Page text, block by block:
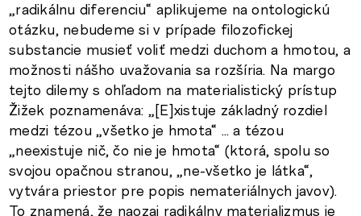
„radikálnu diferenciu“ aplikujeme na ontologickú
otázku, nebudeme si v prípade filozofickej
substancie musieť voliť medzi duchom a hmotou, a
možnosti nášho uvažovania sa rozšíria. Na margo
tejto dilemy s ohľadom na materialistický prístup
Žižek poznamenáva: „[E]xistuje základný rozdiel
medzi tézou „všetko je hmota“ … a tézou
„neexistuje nič, čo nie je hmota“ (ktorá, spolu so
svojou opačnou stranou, „ne-všetko je látka“,
vytvára priestor pre popis nemateriálnych javov).
To znamená, že naozaj radikálny materializmus je